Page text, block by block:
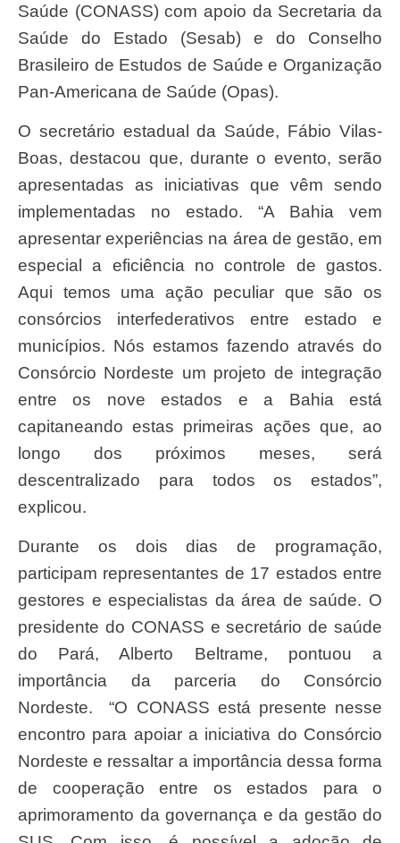
Saúde (CONASS) com apoio da Secretaria da
Saúde do Estado (Sesab) e do Conselho
Brasileiro de Estudos de Saúde e Organização
Pan-Americana de Saúde (Opas).
O secretário estadual da Saúde, Fábio Vilas-
Boas, destacou que, durante o evento, serão
apresentadas as iniciativas que vêm sendo
implementadas no estado. “A Bahia vem
apresentar experiências na área de gestão, em
especial a eficiência no controle de gastos.
Aqui temos uma ação peculiar que são os
consórcios interfederativos entre estado e
municípios. Nós estamos fazendo através do
Consórcio Nordeste um projeto de integração
entre os nove estados e a Bahia está
capitaneando estas primeiras ações que, ao
longo dos próximos meses, será
descentralizado para todos os estados”,
explicou.
Durante os dois dias de programação,
participam representantes de 17 estados entre
gestores e especialistas da área de saúde. O
presidente do CONASS e secretário de saúde
do Pará, Alberto Beltrame, pontuou a
importância da parceria do Consórcio
Nordeste. “O CONASS está presente nesse
encontro para apoiar a iniciativa do Consórcio
Nordeste e ressaltar a importância dessa forma
de cooperação entre os estados para o
aprimoramento da governança e da gestão do